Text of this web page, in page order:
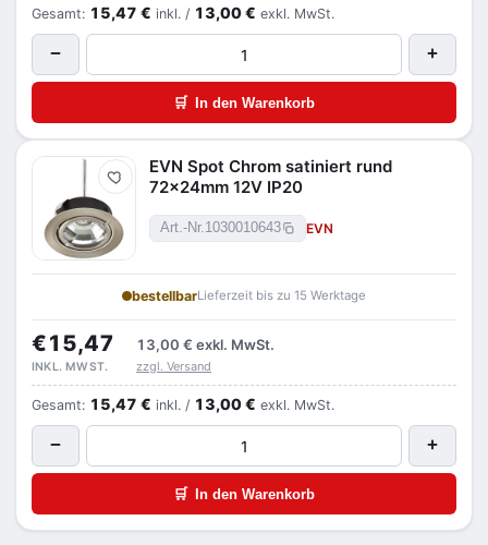
Gesamt: 15,47 € inkl. / 13,00 € exkl. MwSt.
− +
🛒 In den Warenkorb
Merken
EVN Spot Chrom satiniert rund
72x24mm 12V IP20
Art.-Nr.1030010643 EVN
bestellbarLieferzeit bis zu 15 Werktage
€15,47 13,00 € exkl. MwSt.
INKL. MWST. zzgl. Versand
Gesamt: 15,47 € inkl. / 13,00 € exkl. MwSt.
− +
🛒 In den Warenkorb